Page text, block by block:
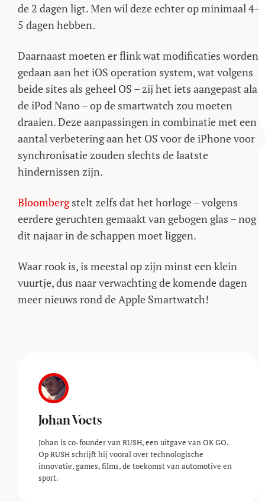
de 2 dagen ligt. Men wil deze echter op minimaal 4-
5 dagen hebben.
Daarnaast moeten er flink wat modificaties worden
gedaan aan het iOS operation system, wat volgens
beide sites als geheel OS – zij het iets aangepast ala
de iPod Nano – op de smartwatch zou moeten
draaien. Deze aanpassingen in combinatie met een
aantal verbetering aan het OS voor de iPhone voor
synchronisatie zouden slechts de laatste
hindernissen zijn.
Bloombergstelt zelfs dat het horloge – volgens
eerdere geruchten gemaakt van gebogen glas – nog
dit najaar in de schappen moet liggen.
Waar rook is, is meestal op zijn minst een klein
vuurtje, dus naar verwachting de komende dagen
meer nieuws rond de Apple Smartwatch!
Johan Voets
Johan is co-founder van RUSH, een uitgave van OK GO.
Op RUSH schrijft hij vooral over technologische
innovatie, games, films, de toekomst van automotive en
sport.